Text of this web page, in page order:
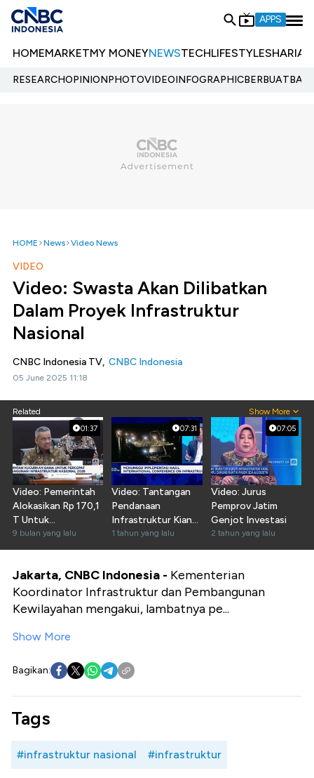
APPS
HOMEMARKETMY MONEYNEWSTECHLIFESTYLESHARIA
RESEARCHOPINIONPHOTOVIDEOINFOGRAPHIC
HOME News Video News
VIDEO
Video: Swasta Akan Dilibatkan
Dalam Proyek Infrastruktur
Nasional
CNBC Indonesia TV, CNBC Indonesia
05 June 2025 11:18
Related Show More
01:37
Video: Pemerintah
Alokasikan Rp 170,1
T Untuk
Infrastruktur 2026
9 bulan yang lalu
07:31
Video: Tantangan
Pendanaan
Infrastruktur Kian
Nyata Bagi RI
1 tahun yang lalu
07:05
Video: Jurus
Pemprov Jatim
Genjot Investasi
2 tahun yang lalu
Jakarta, CNBC Indonesia - Kementerian
Koordinator Infrastruktur dan Pembangunan
Kewilayahan mengakui, lambatnya pe...
Show More
Bagikan:
Tags
#infrastruktur nasional #infrastruktur